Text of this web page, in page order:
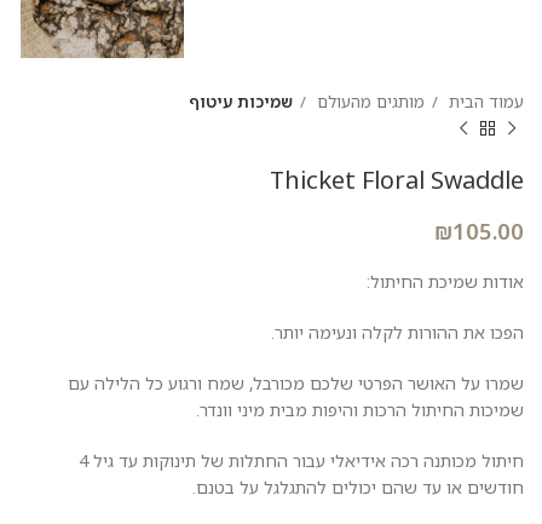
עמוד הבית מותגים מהעולם שמיכות עיטוף
Thicket Floral Swaddle
₪105.00
אודות שמיכת החיתול:
הפכו את ההורות לקלה ונעימה יותר.
שמרו על האושר הפרטי שלכם מכורבל, שמח ורגוע כל הלילה עם
שמיכות החיתול הרכות והיפות מבית מיני וונדר.
חיתול מכותנה רכה אידיאלי עבור החתלות של תינוקות עד גיל 4
חודשים או עד שהם יכולים להתגלגל על ​​בטנם.